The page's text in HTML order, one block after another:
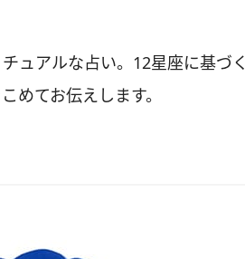
ュアルな占い。12星座に基づく
めてお伝えします。